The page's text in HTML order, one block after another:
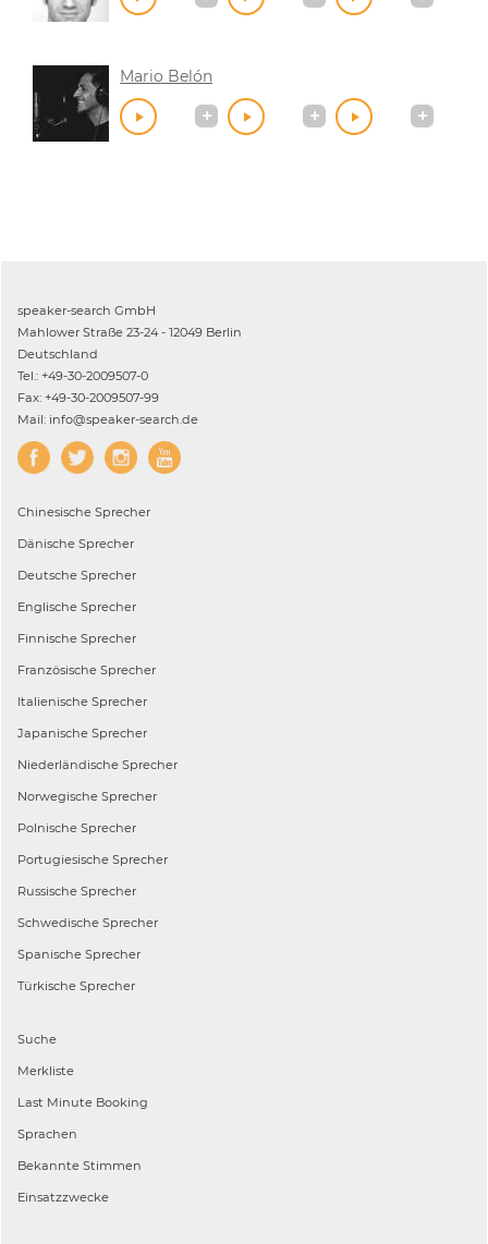
Mario Belón
speaker-search GmbH
Mahlower Straße 23-24 - 12049 Berlin
Deutschland
Tel.: +49-30-2009507-0
Fax: +49-30-2009507-99
Mail: info@speaker-search.de
Chinesische Sprecher
Dänische Sprecher
Deutsche Sprecher
Englische Sprecher
Finnische Sprecher
Französische Sprecher
Italienische Sprecher
Japanische Sprecher
Niederländische Sprecher
Norwegische Sprecher
Polnische Sprecher
Portugiesische Sprecher
Russische Sprecher
Schwedische Sprecher
Spanische Sprecher
Türkische Sprecher
Suche
Merkliste
Last Minute Booking
Sprachen
Bekannte Stimmen
Einsatzzwecke